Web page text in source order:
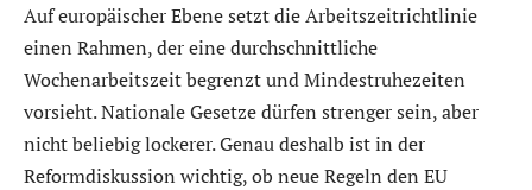
Auf europäischer Ebene setzt die Arbeitszeitrichtlinie
einen Rahmen, der eine durchschnittliche
Wochenarbeitszeit begrenzt und Mindestruhezeiten
vorsieht. Nationale Gesetze dürfen strenger sein, aber
nicht beliebig lockerer. Genau deshalb ist in der
Reformdiskussion wichtig, ob neue Regeln den EU